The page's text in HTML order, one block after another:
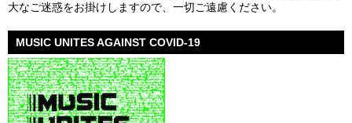
大なご迷惑をお掛けしますので、一切ご遠慮ください。
MUSIC UNITES AGAINST COVID-19